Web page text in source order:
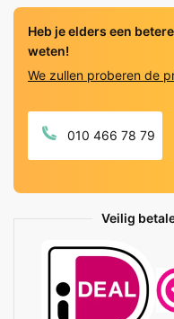
Heb je elders een
weten!
We zullen proberen de
010 466 78 79
Veilig